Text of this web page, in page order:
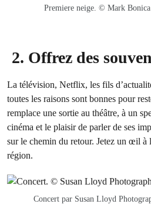
Premiere neige. © Mark
2. Offrez des
La télévision, Netflix, les fils
toutes les raisons sont bonnes pour
remplace une sortie au théâtre, à un
cinéma et le plaisir de parler de ses
sur le chemin du retour. Jetez un œil à
région.
Concert par Susan Lloyd